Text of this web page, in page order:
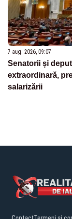
7 aug. 2026, 09:07
Senatorii și
extraordinară,
salarizării